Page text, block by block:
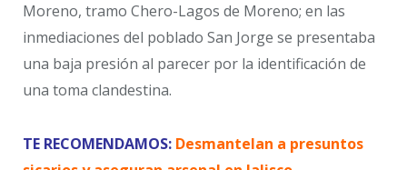
Moreno, tramo Chero-Lagos de Moreno; en las
inmediaciones del poblado San Jorge se presentaba
una baja presión al parecer por la identificación de
una toma clandestina.
TE RECOMENDAMOS: Desmantelan a presuntos